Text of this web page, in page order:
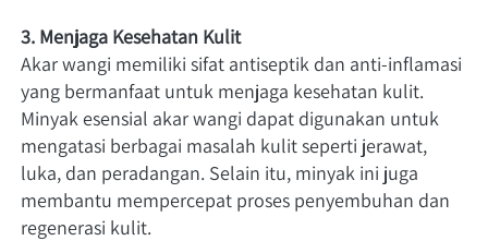
3. Menjaga Kesehatan Kulit
Akar wangi memiliki sifat antiseptik dan anti-inflamasi
yang bermanfaat untuk menjaga kesehatan kulit.
Minyak esensial akar wangi dapat digunakan untuk
mengatasi berbagai masalah kulit seperti jerawat,
luka, dan peradangan. Selain itu, minyak ini juga
membantu mempercepat proses penyembuhan dan
regenerasi kulit.